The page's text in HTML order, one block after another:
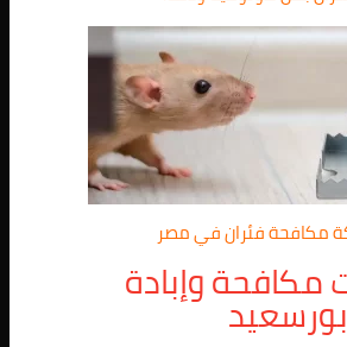
مكافحة فئران في مصر
وإبادة